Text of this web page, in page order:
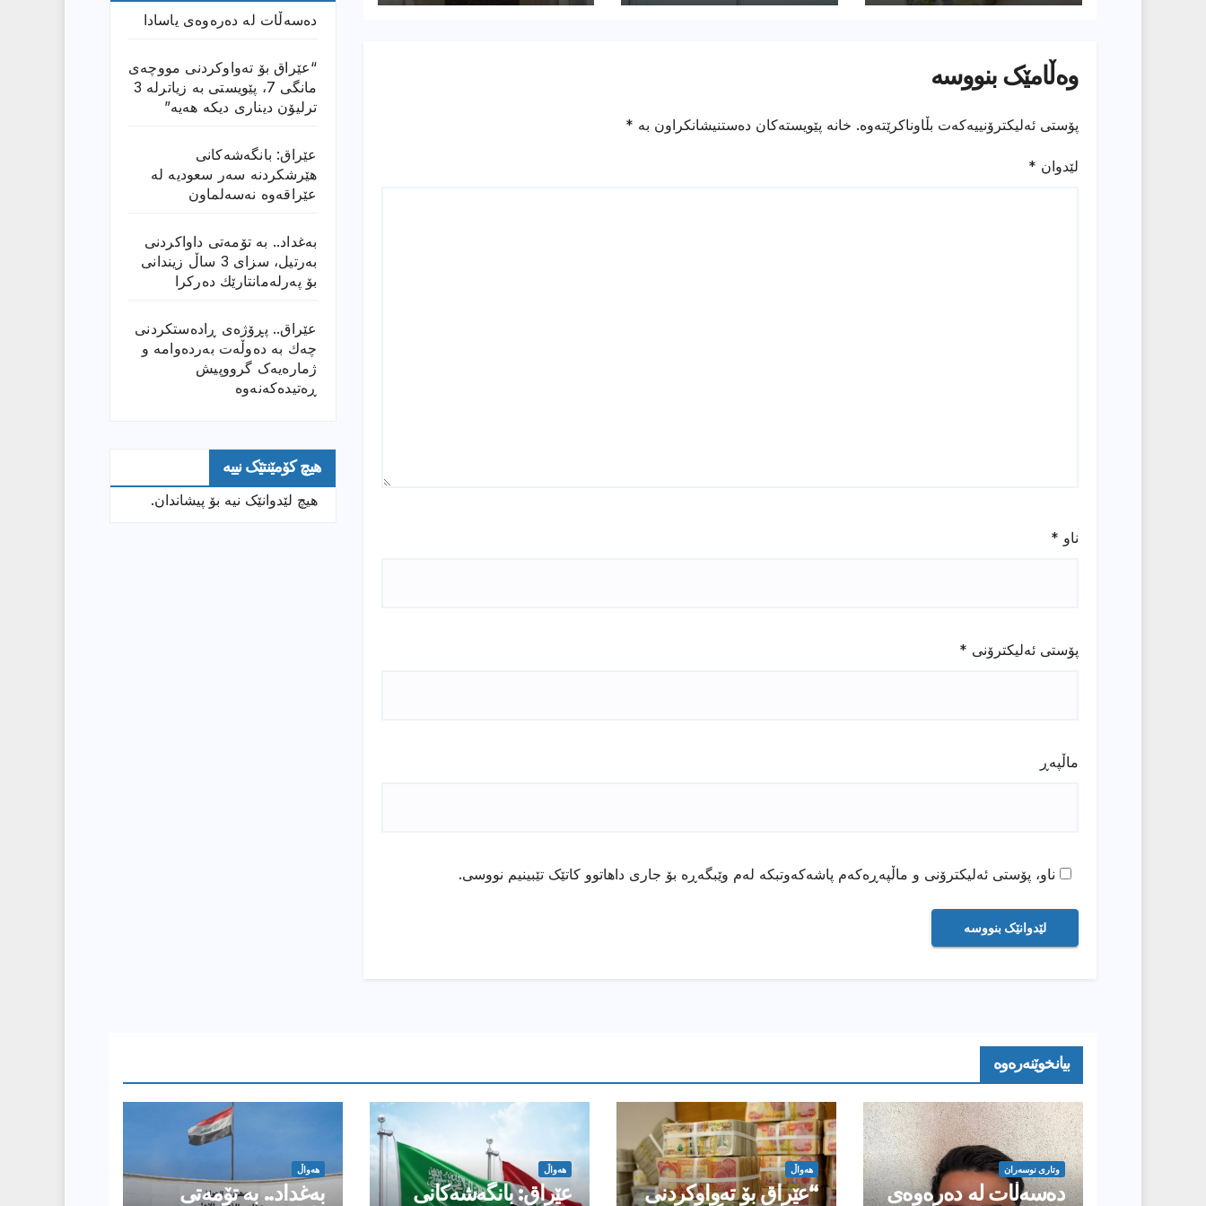
هەیە”
دەركرا
وەڵامێک بنووسە
پۆستی ئەلیکترۆنییەکەت بڵاوناکرێتەوە. خانە پێویستەکان دەستنیشانکراون بە *
لێدوان *
ناو *
پۆستی ئەلیکترۆنی *
ماڵپه‌ڕ
ناو، پۆستی ئەلیکترۆنی و ماڵپەڕەکەم پاشەکەوتبکە لەم وێبگەڕە بۆ جاری داهاتوو کاتێک تێبینیم نووسی.
دەسەڵات لە دەرەوەی یاسادا
“عێراق بۆ تەواوکردنی مووچەی
مانگى 7، پێویستی بە زیاترلە 3
ترلیۆن دیناری دیکە هەیە”
عێراق: بانگەشەكانی
هێرشكردنە سەر سعودیە لە
عێراقەوە نەسەلماون
بەغداد.. بە تۆمەتی داواكردنی
بەرتیل، سزای 3 ساڵ زیندانی
بۆ پەرلەمانتارێك دەركرا
عێراق.. پڕۆژەی ڕادەستكردنی
چەك بە دەوڵەت بەردەوامە و
ژمارەیەک گرووپیش
ڕەتیدەکەنەوە
هیچ کۆمێنتێک نییە
هیچ لێدوانێک نیە بۆ پیشاندان.
بیانخوێنەرەوە
وتارى نوسەران
دەسەڵات لە دەرەوەی
هەواڵ
“عێراق بۆ تەواوکردنی
هەواڵ
عێراق: بانگەشەكانی
هەواڵ
بەغداد.. بە تۆمەتی